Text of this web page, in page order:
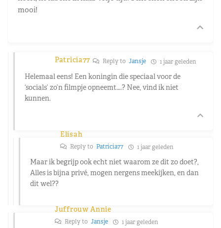
mooi!
Patricia77 Reply to Jansje 1 jaar geleden
Helemaal eens! Een koningin die speciaal voor de
‘socials’ zo’n filmpje opneemt….? Nee, vind ik niet
kunnen.
Elisah
Reply to Patricia77 1 jaar geleden
Maar ik begrijp ook echt niet waarom ze dit zo doet?,
Alles is bijna privé, mogen nergens meekijken, en dan
dit wel??
Juffrouw Annie
Reply to Jansje 1 jaar geleden